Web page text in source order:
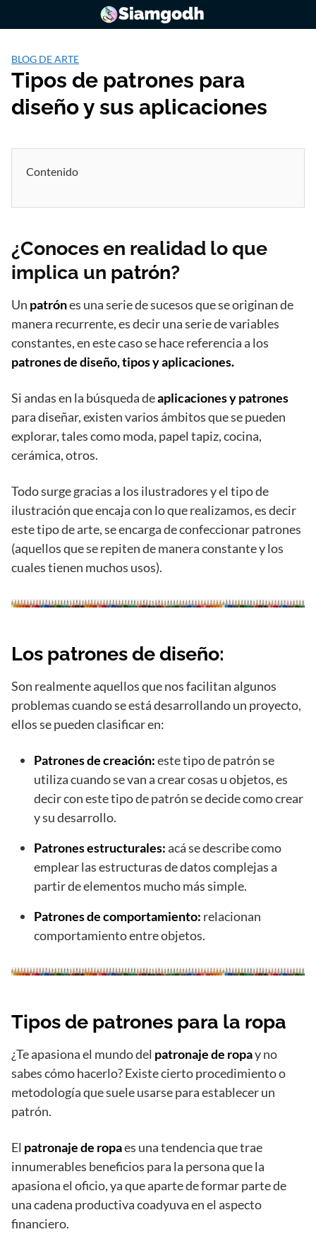
BLOG DE ARTE
Tipos de patrones para
diseño y sus aplicaciones
Contenido
¿Conoces en realidad lo que
implica un patrón?
Un patrónes una serie de sucesos que se originan de
manera recurrente, es decir una serie de variables
constantes, en este caso se hace referencia a los
patrones de diseño, tipos y aplicaciones.
Si andas en la búsqueda deaplicaciones y patrones
para diseñar, existen varios ámbitos que se pueden
explorar, tales como moda, papel tapiz, cocina,
cerámica, otros.
Todo surge gracias a los ilustradores y el tipo de
ilustración que encaja con lo que realizamos, es decir
este tipo de arte, se encarga de confeccionar patrones
(aquellos que se repiten de manera constante y los
cuales tienen muchos usos).
Los patrones de diseño:
Son realmente aquellos que nos facilitan algunos
problemas cuando se está desarrollando un proyecto,
ellos se pueden clasificar en:
Patrones de creación:este tipo de patrón se
utiliza cuando se van a crear cosas u objetos, es
decir con este tipo de patrón se decide como crear
y su desarrollo.
Patrones estructurales:acá se describe como
emplear las estructuras de datos complejas a
partir de elementos mucho más simple.
Patrones de comportamiento: relacionan
comportamiento entre objetos.
Tipos de patrones para la ropa
¿Te apasiona el mundo del patronaje de ropay no
sabes cómo hacerlo? Existe cierto procedimiento o
metodología que suele usarse para establecer un
patrón.
El patronaje de ropaes una tendencia que trae
innumerables beneficios para la persona que la
apasiona el oficio, ya que aparte de formar parte de
una cadena productiva coadyuva en el aspecto
financiero.